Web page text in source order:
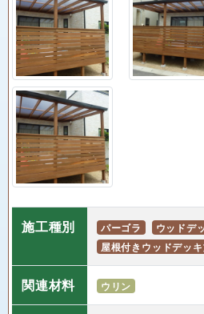
施工種別 パーゴラ
ウッドデ
屋根付きウッドデッ
関連材料 ウリン